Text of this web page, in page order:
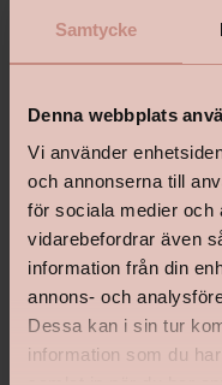
Samtycke
Denna webbplats
Vi använder
och annonserna till
för sociala medier och
vidarebefordrar även
information från din
annons- och
Dessa kan i sin tur
information som du
GOLVSKYDDSPAPP
125 gram, 75 cm X 48 m
Pris 149 kr